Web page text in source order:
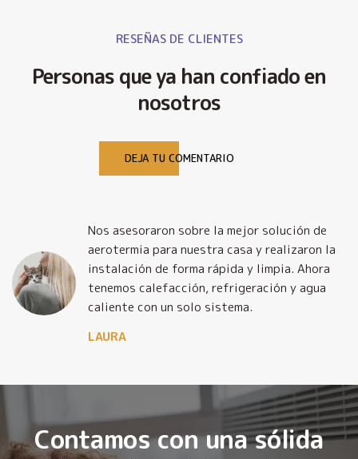
RESEÑAS DE CLIENTES
Personas que ya han confiado en
nosotros
DEJA TU COMENTARIO
Nos asesoraron sobre la mejor solución de
aerotermia para nuestra casa y realizaron la
instalación de forma rápida y limpia. Ahora
tenemos calefacción, refrigeración y agua
caliente con un solo sistema.
LAURA
Contamos con una sólida